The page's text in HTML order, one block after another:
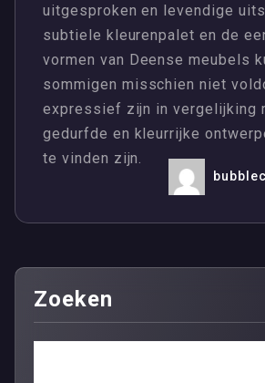
uitgesproken en levendige
subtiele kleurenpalet en de
vormen van Deense meubels
sommigen misschien niet
expressief zijn in vergelijking
gedurfde en kleurrijke
te vinden zijn.
Zoeken